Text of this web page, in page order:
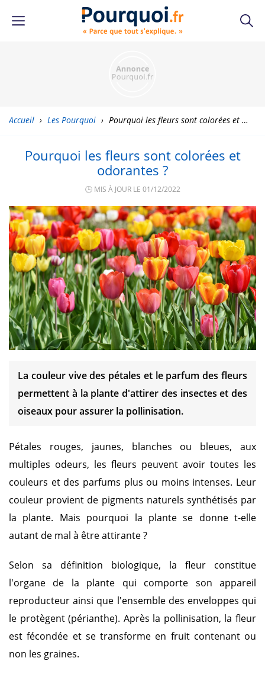
Accueil › Les Pourquoi › Pourquoi les fleurs sont colorées et odorantes ?
Pourquoi les fleurs sont colorées et
odorantes ?
🕒 MIS À JOUR LE 01/12/2022
La couleur vive des pétales et le parfum des fleurs
permettent à la plante d'attirer des insectes et des
oiseaux pour assurer la pollinisation.
Pétales rouges, jaunes, blanches ou bleues, aux
multiples odeurs, les fleurs peuvent avoir toutes les
couleurs et des parfums plus ou moins intenses. Leur
couleur provient de pigments naturels synthétisés par
la plante. Mais pourquoi la plante se donne t-elle
autant de mal à être attirante ?
Selon sa définition biologique, la fleur constitue
l'organe de la plante qui comporte son appareil
reproducteur ainsi que l'ensemble des enveloppes qui
le protègent (périanthe). Après la pollinisation, la fleur
est fécondée et se transforme en fruit contenant ou
non les graines.